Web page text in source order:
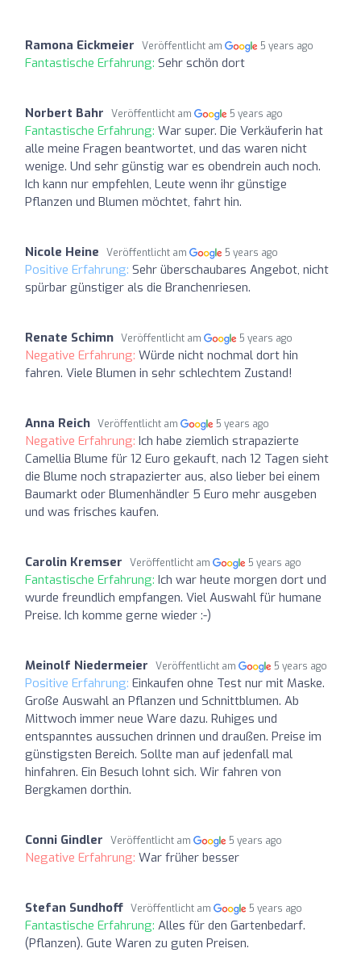
Ramona Eickmeier Veröffentlicht am 5 years ago
Fantastische Erfahrung: Sehr schön dort
Norbert Bahr Veröffentlicht am 5 years ago
Fantastische Erfahrung: War super. Die Verkäuferin hat
alle meine Fragen beantwortet, und das waren nicht
wenige. Und sehr günstig war es obendrein auch noch.
Ich kann nur empfehlen, Leute wenn ihr günstige
Pflanzen und Blumen möchtet, fahrt hin.
Nicole Heine Veröffentlicht am 5 years ago
Positive Erfahrung: Sehr überschaubares Angebot, nicht
spürbar günstiger als die Branchenriesen.
Renate Schimn Veröffentlicht am 5 years ago
Negative Erfahrung: Würde nicht nochmal dort hin
fahren. Viele Blumen in sehr schlechtem Zustand!
Anna Reich Veröffentlicht am 5 years ago
Negative Erfahrung: Ich habe ziemlich strapazierte
Camellia Blume für 12 Euro gekauft, nach 12 Tagen sieht
die Blume noch strapazierter aus, also lieber bei einem
Baumarkt oder Blumenhändler 5 Euro mehr ausgeben
und was frisches kaufen.
Carolin Kremser Veröffentlicht am 5 years ago
Fantastische Erfahrung: Ich war heute morgen dort und
wurde freundlich empfangen. Viel Auswahl für humane
Preise. Ich komme gerne wieder :-)
Meinolf Niedermeier Veröffentlicht am 5 years ago
Positive Erfahrung: Einkaufen ohne Test nur mit Maske.
Große Auswahl an Pflanzen und Schnittblumen. Ab
Mittwoch immer neue Ware dazu. Ruhiges und
entspanntes aussuchen drinnen und draußen. Preise im
günstigsten Bereich. Sollte man auf jedenfall mal
hinfahren. Ein Besuch lohnt sich. Wir fahren von
Bergkamen dorthin.
Conni Gindler Veröffentlicht am 5 years ago
Negative Erfahrung: War früher besser
Stefan Sundhoff Veröffentlicht am 5 years ago
Fantastische Erfahrung: Alles für den Gartenbedarf.
(Pflanzen). Gute Waren zu guten Preisen.